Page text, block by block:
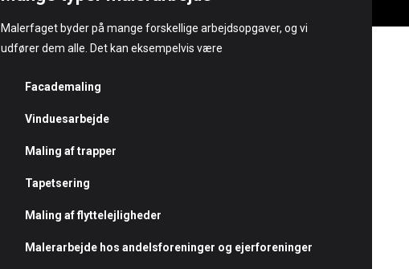
Malerfaget byder på mange forskellige arbejdsopgaver, og vi
udfører dem alle. Det kan eksempelvis være
Facademaling
Vinduesarbejde
Maling af trapper
Tapetsering
Maling af flyttelejligheder
Malerarbejde hos andelsforeninger og ejerforeninger